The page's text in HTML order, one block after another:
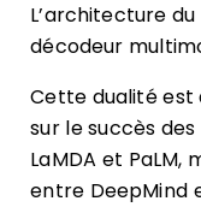
L’architecture
décodeur
Cette dualité est
sur le succès
LaMDA et
entre DeepMind